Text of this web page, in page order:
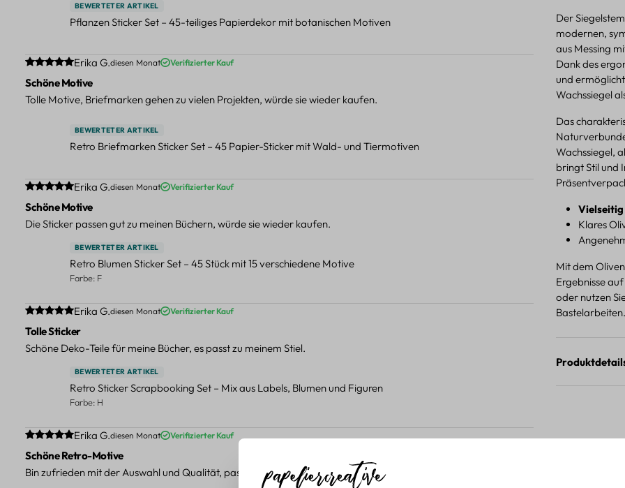
Der
modernen,
aus Messing
Dank des
und
Wachssiegel
Das
Wachssiegel,
bringt Stil und
Klares
Mit dem
Ergebnisse
oder nutzen
Bastelarbeiten.
BEWERTETER ARTIKEL
Pflanzen Sticker Set – 45-teiliges Papierdekor mit botanischen Motiven
Durchschnittliche Bewertung von 5 von 5 Sternen
Erika G.diesen Monat Verifizierter Kauf
Schöne Motive
Tolle Motive, Briefmarken gehen zu vielen Projekten, würde sie wieder kaufen.
BEWERTETER ARTIKEL
Retro Briefmarken Sticker Set – 45 Papier-Sticker mit Wald- und Tiermotiven
Durchschnittliche Bewertung von 5 von 5 Sternen
Erika G.diesen Monat Verifizierter Kauf
Schöne Motive
Die Sticker passen gut zu meinen Büchern, würde sie wieder kaufen.
BEWERTETER ARTIKEL
Retro Blumen Sticker Set – 45 Stück mit 15 verschiedene Motive
Farbe: F
Durchschnittliche Bewertung von 5 von 5 Sternen
Erika G.diesen Monat Verifizierter Kauf
Tolle Sticker
Schöne Deko-Teile für meine Bücher, es passt zu meinem Stiel.
BEWERTETER ARTIKEL
Retro Sticker Scrapbooking Set – Mix aus Labels, Blumen und Figuren
Farbe: H
Durchschnittliche Bewertung von 5 von 5 Sternen
Erika G.diesen Monat Verifizierter Kauf
Schöne Retro-Motive
Bin zufrieden mit der Auswahl und Qualität, passt gut zu meinen Projekten.